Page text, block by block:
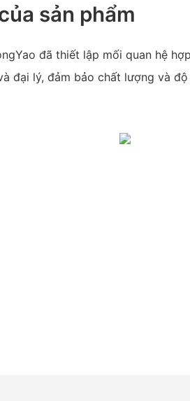
sản phẩm
đã thiết lập mối quan hệ
đại lý, đảm bảo chất lượng và